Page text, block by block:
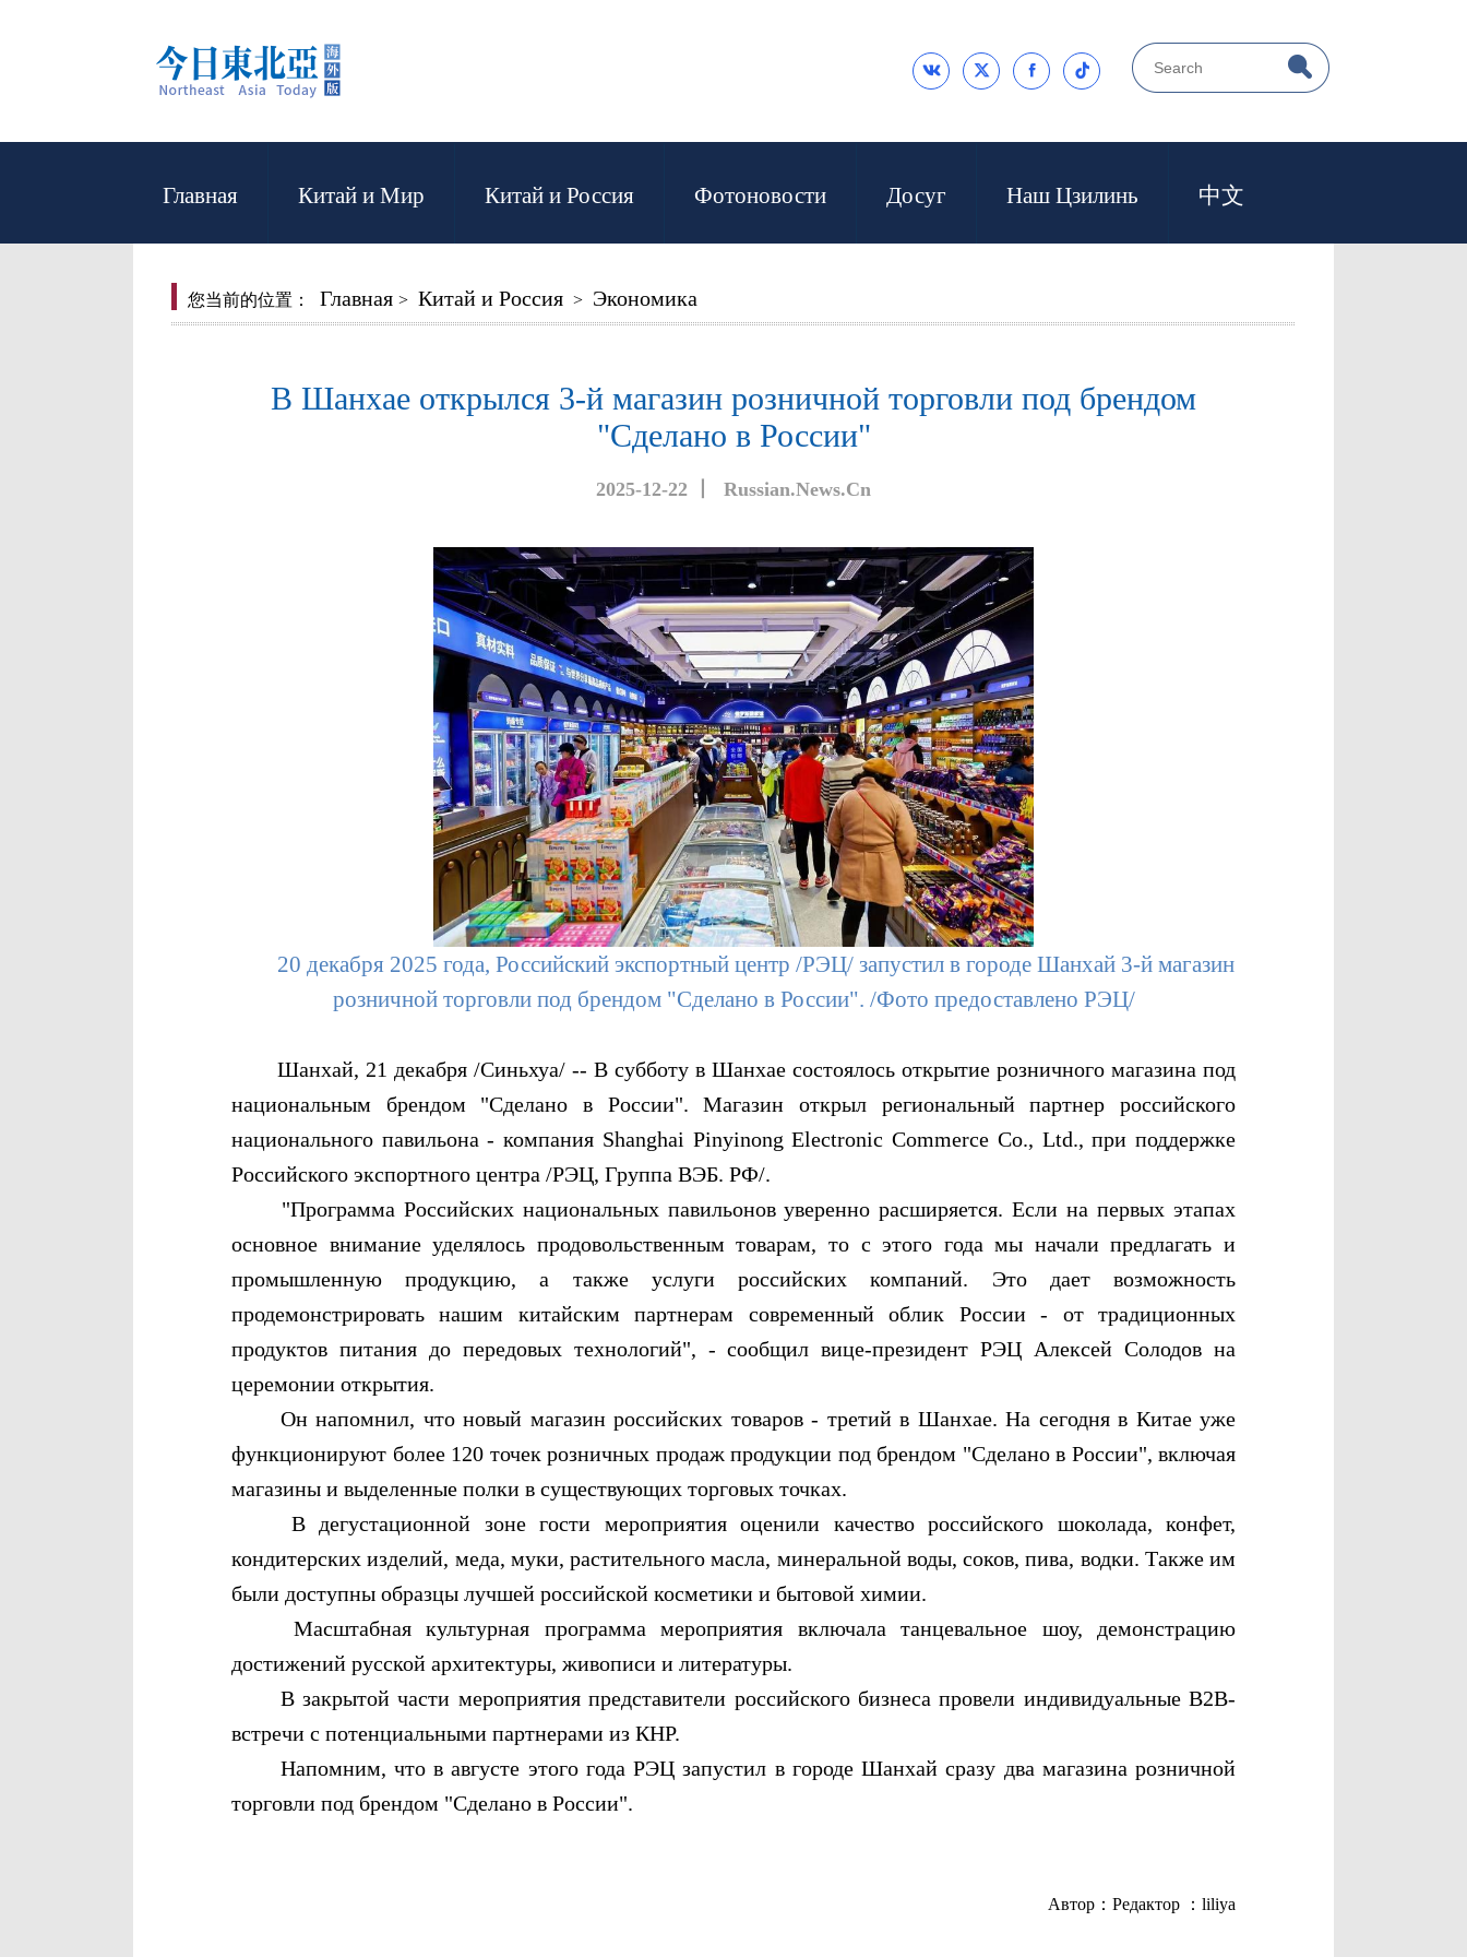
   
Главная Китай и Мир Китай и Россия Фотоновости Досуг Наш Цзилинь 中文
您当前的位置： Главная > Китай и Россия > Экономика
В Шанхае открылся 3-й магазин розничной торговли под брендом
"Сделано в России"
2025-12-22 Russian.News.Cn
20 декабря 2025 года, Российский экспортный центр /РЭЦ/ запустил в городе Шанхай 3-й магазин
розничной торговли под брендом "Сделано в России". /Фото предоставлено РЭЦ/
Шанхай, 21 декабря /Синьхуа/ -- В субботу в Шанхае состоялось открытие розничного магазина под
национальным брендом "Сделано в России". Магазин открыл региональный партнер российского
национального павильона - компания Shanghai Pinyinong Electronic Commerce Co., Ltd., при поддержке
Российского экспортного центра /РЭЦ, Группа ВЭБ. РФ/.
"Программа Российских национальных павильонов уверенно расширяется. Если на первых этапах
основное внимание уделялось продовольственным товарам, то с этого года мы начали предлагать и
промышленную продукцию, а также услуги российских компаний. Это дает возможность
продемонстрировать нашим китайским партнерам современный облик России - от традиционных
продуктов питания до передовых технологий", - сообщил вице-президент РЭЦ Алексей Солодов на
церемонии открытия.
Он напомнил, что новый магазин российских товаров - третий в Шанхае. На сегодня в Китае уже
функционируют более 120 точек розничных продаж продукции под брендом "Сделано в России", включая
магазины и выделенные полки в существующих торговых точках.
В дегустационной зоне гости мероприятия оценили качество российского шоколада, конфет,
кондитерских изделий, меда, муки, растительного масла, минеральной воды, соков, пива, водки. Также им
были доступны образцы лучшей российской косметики и бытовой химии.
Масштабная культурная программа мероприятия включала танцевальное шоу, демонстрацию
достижений русской архитектуры, живописи и литературы.
В закрытой части мероприятия представители российского бизнеса провели индивидуальные B2B-
встречи с потенциальными партнерами из КНР.
Напомним, что в августе этого года РЭЦ запустил в городе Шанхай сразу два магазина розничной
торговли под брендом "Сделано в России".
Автор： Редактор ：liliya